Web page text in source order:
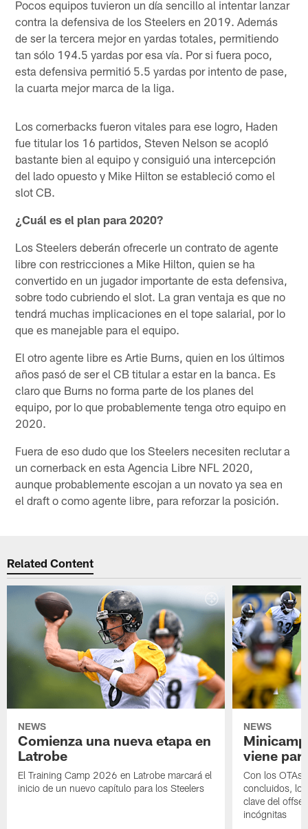
Pocos equipos tuvieron un día sencillo al intentar lanzar
contra la defensiva de los Steelers en 2019. Además
de ser la tercera mejor en yardas totales, permitiendo
tan sólo 194.5 yardas por esa vía. Por si fuera poco,
esta defensiva permitió 5.5 yardas por intento de pase,
la cuarta mejor marca de la liga.
Los cornerbacks fueron vitales para ese logro, Haden
fue titular los 16 partidos, Steven Nelson se acopló
bastante bien al equipo y consiguió una intercepción
del lado opuesto y Mike Hilton se estableció como el
slot CB.
¿Cuál es el plan para 2020?
Los Steelers deberán ofrecerle un contrato de agente
libre con restricciones a Mike Hilton, quien se ha
convertido en un jugador importante de esta defensiva,
sobre todo cubriendo el slot. La gran ventaja es que no
tendrá muchas implicaciones en el tope salarial, por lo
que es manejable para el equipo.
El otro agente libre es Artie Burns, quien en los últimos
años pasó de ser el CB titular a estar en la banca. Es
claro que Burns no forma parte de los planes del
equipo, por lo que probablemente tenga otro equipo en
2020.
Fuera de eso dudo que los Steelers necesiten reclutar a
un cornerback en esta Agencia Libre NFL 2020,
aunque probablemente escojan a un novato ya sea en
el draft o como agente libre, para reforzar la posición.
Related Content
NEWS
Comienza una nueva etapa en
Latrobe
El Training Camp 2026 en Latrobe marcará el
inicio de un nuevo capítulo para los Steelers
NEWS
viene
Con los OTAs
concluidos,
clave del
incógnitas